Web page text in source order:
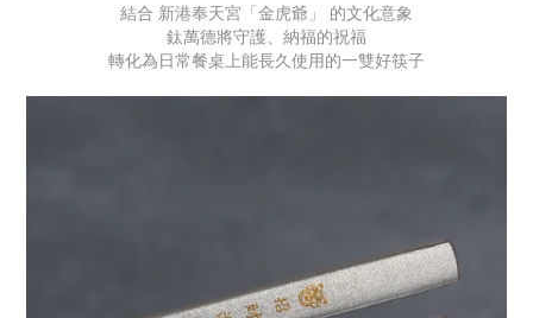
結合 新港奉天宮「金虎爺」 的文化意象
鈦萬德將守護、納福的祝福
轉化為日常餐桌上能長久使用的一雙好筷子